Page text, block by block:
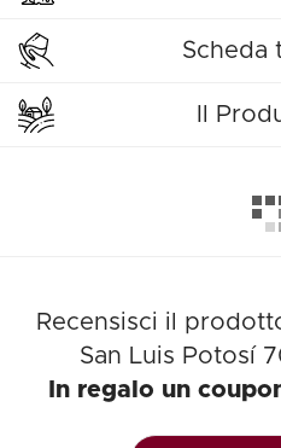
Scheda
Il
Recensisci il
San Luis Potosí
In regalo un